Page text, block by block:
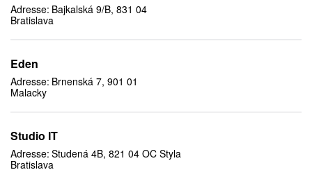
Adresse: Bajkalská 9/B, 831 04
Bratislava
Eden
Adresse: Brnenská 7, 901 01
Malacky
Studio IT
Adresse: Studená 4B, 821 04 OC Styla
Bratislava